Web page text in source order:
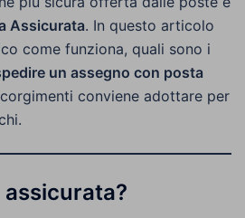
Assicurata. In questo articolo
come funziona, quali sono i
un assegno con posta
conviene adottare per
assicurata?